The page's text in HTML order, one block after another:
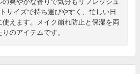
サイズで持ち運びやすく、忙しい日
えます。メイク崩れ防止と保湿を両
のアイテムです。